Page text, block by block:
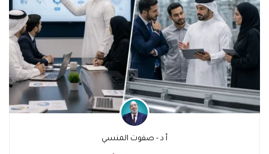
أ د - صفوت المنسي